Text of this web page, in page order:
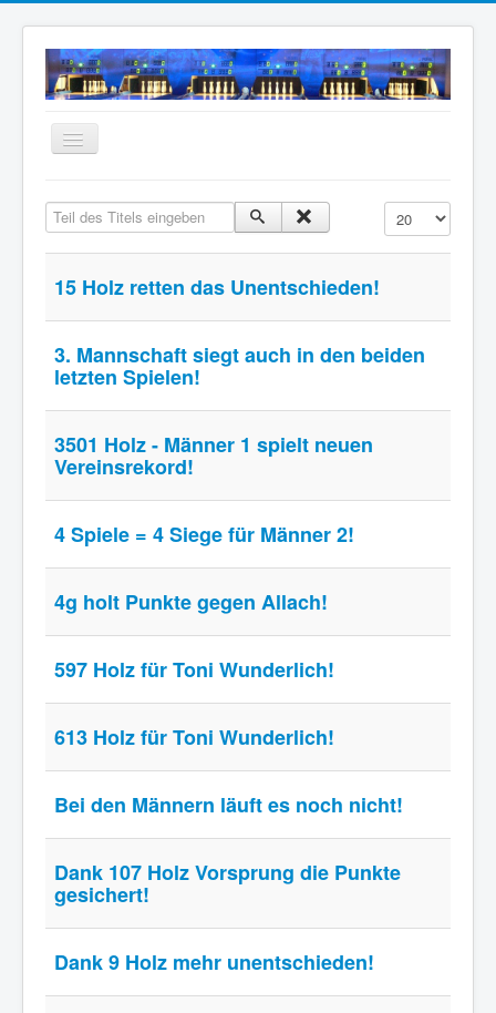
Navigation
an/aus
Neuigkeiten
Wir über uns
Anfahrt
Archiv
Teil des Titels eingeben Anzeige #
15 Holz retten das Unentschieden!
3. Mannschaft siegt auch in den beiden
letzten Spielen!
3501 Holz - Männer 1 spielt neuen
Vereinsrekord!
4 Spiele = 4 Siege für Männer 2!
4g holt Punkte gegen Allach!
597 Holz für Toni Wunderlich!
613 Holz für Toni Wunderlich!
Bei den Männern läuft es noch nicht!
Dank 107 Holz Vorsprung die Punkte
gesichert!
Dank 9 Holz mehr unentschieden!